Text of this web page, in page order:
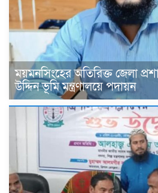
ময়মনসিংহের অতিরিক্ত জেলা
উদ্দিন ভূমি মন্ত্রণালয়ে পদায়ন